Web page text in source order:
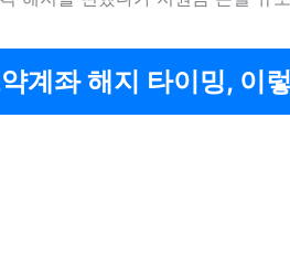
계좌 해지 타이밍, 이